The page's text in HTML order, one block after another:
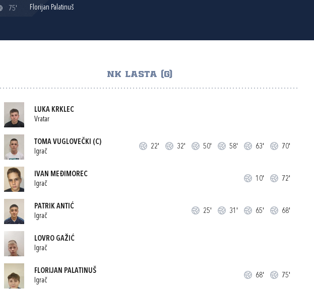
75'
Florijan Palatinuš
NK LASTA (G)
LUKA KRKLEC
Vratar
TOMA VUGLOVEČKI (C)
Igrač
22' 32' 50' 58' 63' 70'
IVAN MEĐIMOREC
Igrač
10' 72'
PATRIK ANTIĆ
Igrač
25' 31' 65' 68'
LOVRO GAŽIĆ
Igrač
FLORIJAN PALATINUŠ
Igrač
68' 75'